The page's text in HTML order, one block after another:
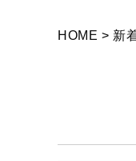
HOME 新